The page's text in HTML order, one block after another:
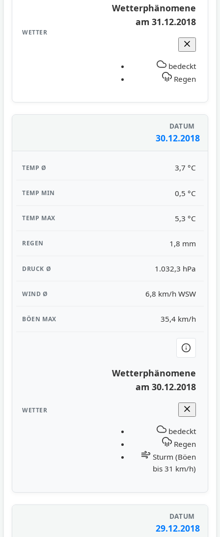
Wetterphänomene
am 31.12.2018
bedeckt
Regen
30.12.2018
3,7 °C
0,5 °C
5,3 °C
1,8 mm
1.032,3 hPa
6,8 km/h WSW
35,4 km/h
Wetterphänomene
am 30.12.2018
bedeckt
Regen
Sturm (Böen
bis 31 km/h)
29.12.2018